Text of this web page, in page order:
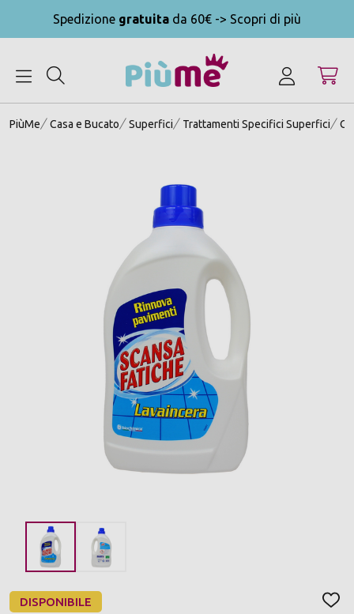
Spedizione gratuita da 60€ -> Scopri di più
PiùMe Casa e Bucato Superfici Trattamenti Specifici Superfici
DISPONIBILE